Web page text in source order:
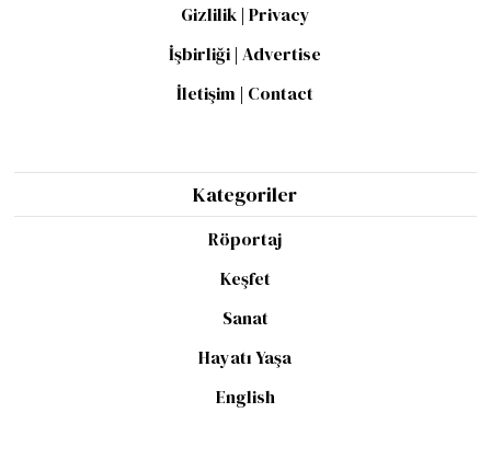
Gizlilik | Privacy
İşbirliği | Advertise
İletişim | Contact
Kategoriler
Röportaj
Keşfet
Sanat
Hayatı Yaşa
English